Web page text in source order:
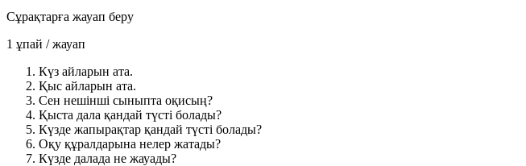
Сұрақтарға жауап беру
1 ұпай / жауап
Күз айларын ата.
Қыс айларын ата.
Сен нешінші сыныпта оқисың?
Қыста дала қандай түсті болады?
Күзде жапырақтар қандай түсті болады?
Оқу құралдарына нелер жатады?
Күзде далада не жауады?